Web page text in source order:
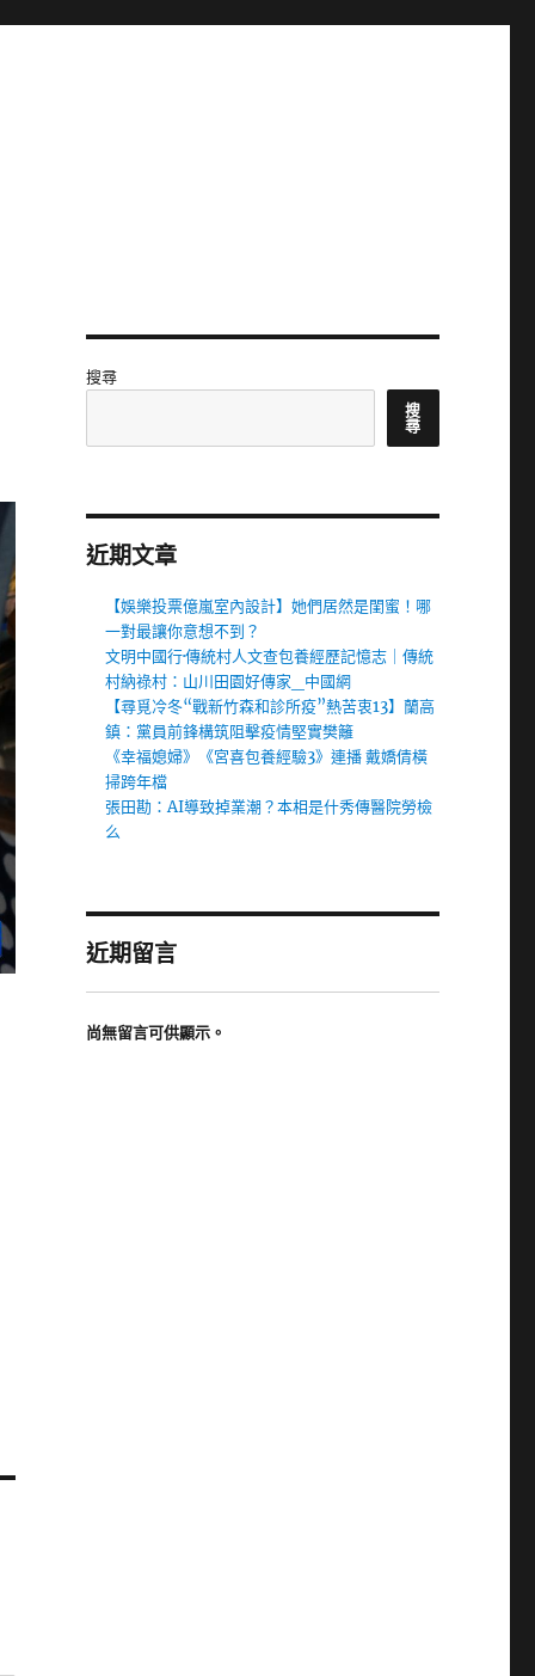
搜尋
搜
尋
近期文章
【娛樂投票億嵐室內設計】她們居然是閨蜜！哪
一對最讓你意想不到？
文明中國行·傳統村人文查包養經歷記憶志｜傳統
村納祿村：山川田園好傳家_中國網
【尋覓冷冬“戰新竹森和診所疫”熱苦衷13】蘭高
鎮：黨員前鋒構筑阻擊疫情堅實樊籬
《幸福媳婦》《宮喜包養經驗3》連播 戴嬌倩橫
掃跨年檔
張田勘：AI導致掉業潮？本相是什秀傳醫院勞檢
么
近期留言
尚無留言可供顯示。